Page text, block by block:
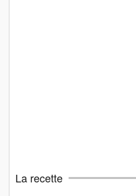
La recette